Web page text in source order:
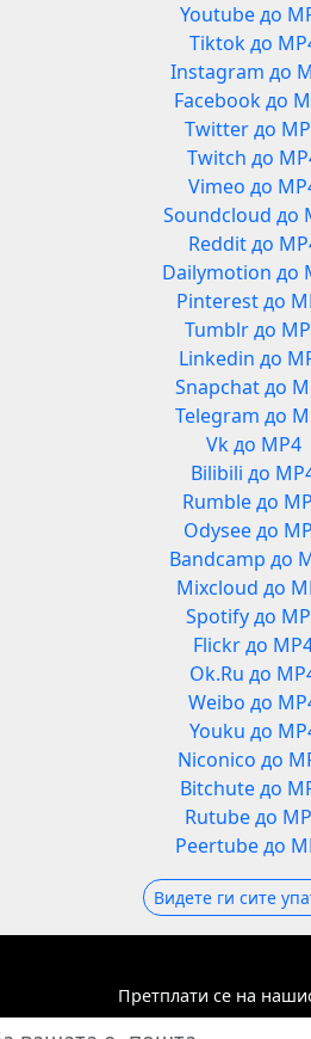
Youtube до
Tiktok до
Instagram до
Facebook до
Twitter до
Twitch до
Vimeo до
Soundcloud до
Reddit до
Dailymotion до
Pinterest до
Tumblr до
Linkedin до
Snapchat до
Telegram до
Vk до MP4
Bilibili до
Rumble до
Odysee до
Bandcamp до
Mixcloud до
Spotify до
Flickr до
Ok.Ru до
Weibo до
Youku до
Niconico до
Bitchute до
Rutube до
Peertube до
Видете ги сите
Претплати се на